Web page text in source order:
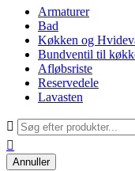
Armaturer
Bad
Køkken og
Bundventil til
Afløbsriste
Reservedele
Lavasten


Annuller